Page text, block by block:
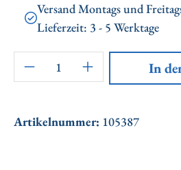
Versand Montags und
Lieferzeit: 3 - 5 Werktage
Artikel Anzahl: Gib den
In
Artikelnummer: 105387